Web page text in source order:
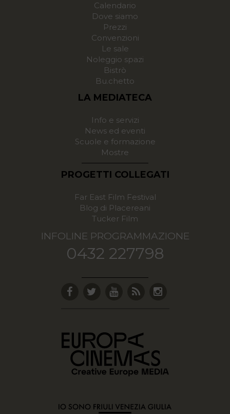
Calendario
Dove siamo
Prezzi
Convenzioni
Le sale
Noleggio spazi
Bistrò
Bu.chetto
LA MEDIATECA
Info e servizi
News ed eventi
Scuole e formazione
Mostre
PROGETTI COLLEGATI
Far East Film Festival
Blog di Placereani
Tucker Film
INFOLINE PROGRAMMAZIONE
0432 227798